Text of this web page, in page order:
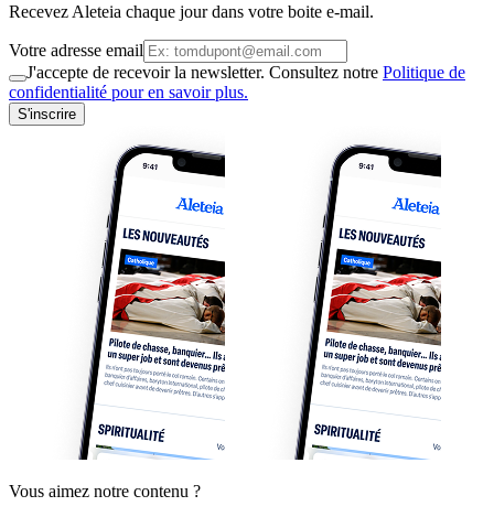
Recevez Aleteia chaque jour dans votre boite e-mail.
Votre adresse email
J'accepte de recevoir la newsletter. Consultez notre Politique de
confidentialité pour en savoir plus.
S'inscrire
Vous aimez notre contenu ?